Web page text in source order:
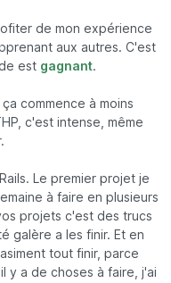
de mon expérience
aux autres. C'est
est gagnant.
commence à moins
c'est intense, même
Le premier projet je
à faire en plusieurs
projets c'est des trucs
galère a les finir. Et en
tout finir, parce
y a de choses à faire, j'ai